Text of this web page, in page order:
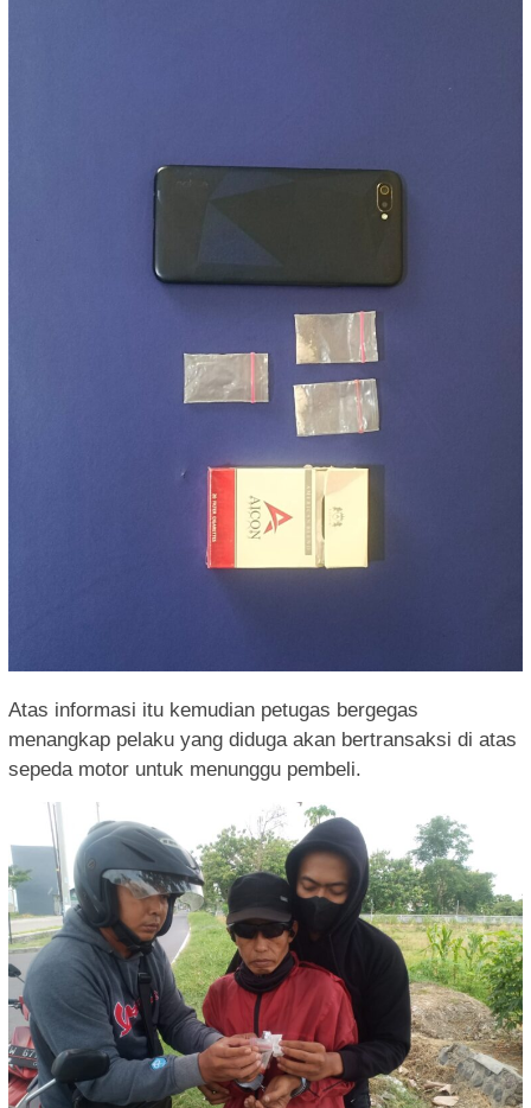
Atas informasi itu kemudian petugas bergegas
menangkap pelaku yang diduga akan bertransaksi di atas
sepeda motor untuk menunggu pembeli.